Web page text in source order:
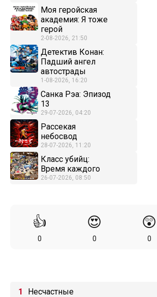
Моя геройская
академия: Я тоже
герой
2-08-2026, 21:50
Детектив Конан:
Падший ангел
автострады
1-08-2026, 16:20
Санка Рэа: Эпизод
13
29-07-2026, 04:20
Рассекая
небосвод
28-07-2026, 11:20
Класс убийц:
Время каждого
26-07-2026, 08:50
👍
0
😍
0
😲
0
Несчастные